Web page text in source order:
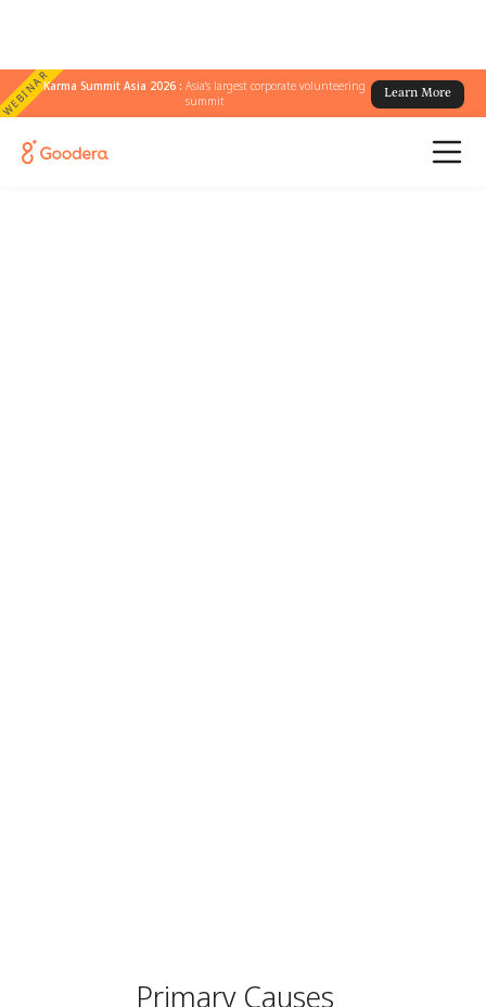
WEBINARKarma Summit Asia 2026 :Asia's largest corporate volunteering
summit
Learn More
Primary Causes